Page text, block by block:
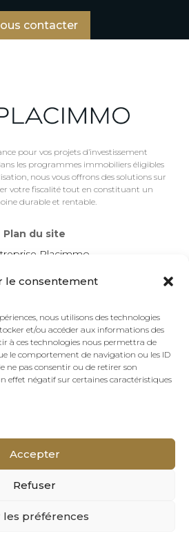
le consentement
nous utilisons des technologies
et/ou accéder aux informations des
à ces technologies nous permettra de
le comportement de navigation ou les ID
ne pas consentir ou de retirer son
effet négatif sur certaines caractéristiques
Accepter
Refuser
les préférences
contacter
pour vos projets d’investissement
les programmes immobiliers éligibles
nous vous offrons des solutions sur
votre fiscalité tout en constituant un
durable et rentable.
Plan du site
Placimmo
Contact
légales
de confidentialité
 